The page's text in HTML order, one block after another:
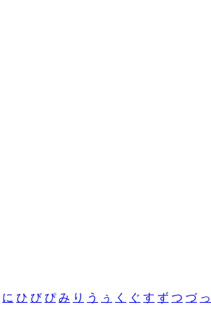
に ひ び ぴ み り う ぅ く ぐ す ず つ づ っ